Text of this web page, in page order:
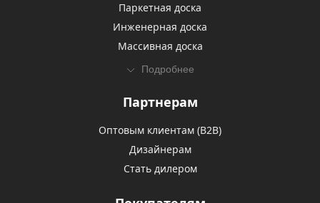
Паркетная доска
Инженерная доска
Массивная доска
Подробнее
Партнерам
Оптовым клиентам (В2В)
Дизайнерам
Стать дилером